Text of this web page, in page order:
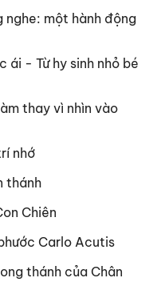
nghe: một hành động
ái - Từ hy sinh nhỏ bé
thay vì nhìn vào
nhớ
thánh
Chiên
Carlo Acutis
thánh của Chân